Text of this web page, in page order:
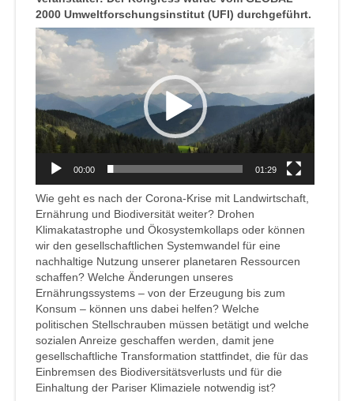
2000 Umweltforschungsinstitut (UFI) durchgeführt.
Video-
Player
00:00 01:29
Wie geht es nach der Corona-Krise mit Landwirtschaft,
Ernährung und Biodiversität weiter? Drohen
Klimakatastrophe und Ökosystemkollaps oder können
wir den gesellschaftlichen Systemwandel für eine
nachhaltige Nutzung unserer planetaren Ressourcen
schaffen? Welche Änderungen unseres
Ernährungssystems – von der Erzeugung bis zum
Konsum – können uns dabei helfen? Welche
politischen Stellschrauben müssen betätigt und welche
sozialen Anreize geschaffen werden, damit jene
gesellschaftliche Transformation stattfindet, die für das
Einbremsen des Biodiversitätsverlusts und für die
Einhaltung der Pariser Klimaziele notwendig ist?